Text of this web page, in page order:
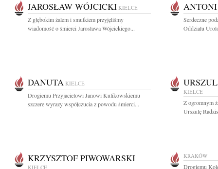
JAROSŁAW WÓJCICKI KIELCE
Z głębokim żalem i smutkiem przyjęliśmy
wiadomość o śmierci Jarosława Wójcickiego...
Serdeczne
Oddziału
DANUTA KIELCE
Drogiemu Przyjacielowi Janowi Kulikowskiemu
szczere wyrazy współczucia z powodu śmierci...
KIELCE
Z ogromnym
Urszulę
KRZYSZTOF PIWOWARSKI
KIELCE
KRAKÓW
Drogiemu